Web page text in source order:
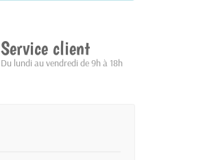
Service client
Du lundi au vendredi de 9h à 18h